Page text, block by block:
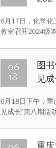
建、夏彬伟、张
6月17日，化学化
教室召开2024级
06
18
图
见
6月18日下午，重
见成长”第八期活
开了一场关于自
重